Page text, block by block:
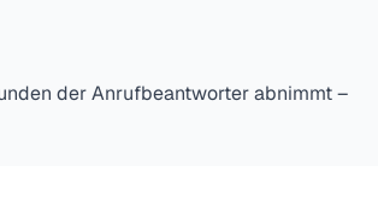
der Anrufbeantworter abnimmt –